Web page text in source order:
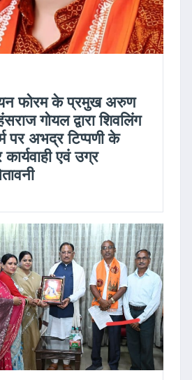
फोरम के प्रमुख अरुण
गोयल द्वारा शिवलिंग
पर अभद्र टिप्पणी के
एवं उग्र